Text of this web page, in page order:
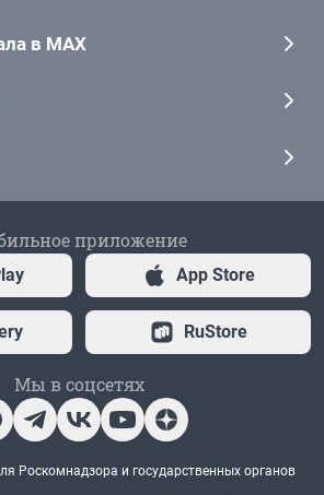
в MAX
приложение
App Store
RuStore
Мы в соцсетях
Роскомнадзора и государственных органов